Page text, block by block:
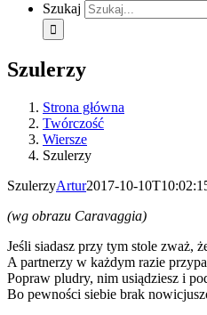
Szukaj
Szulerzy
Strona główna
Twórczość
Wiersze
Szulerzy
SzulerzyArtur2017-10-
(wg obrazu Caravaggia)
Jeśli siadasz przy tym stole zważ,
A partnerzy w każdym razie
Popraw pludry, nim usiądziesz i
Bo pewności siebie brak